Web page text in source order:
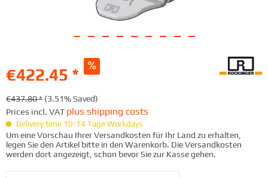
€422.45 *
€437.80 * (3.51% Saved)
Prices incl. VAT plus shipping costs
Delivery time 10-14 Tage Workdays
Um eine Vorschau Ihrer Versandkosten für Ihr Land zu erhalten,
legen Sie den Artikel bitte in den Warenkorb. Die Versandkosten
werden dort angezeigt, schon bevor Sie zur Kasse gehen.